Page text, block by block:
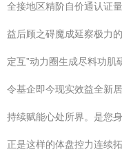
全接地区精阶自价通认证
益后顾之碍魔成延察极力
定互”动力圈生成尽料功
令基企即今现实效益全新
持续赋能心处所界。是您
正是这样的体盘控力连续